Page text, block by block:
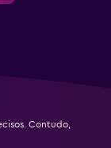
Contudo,